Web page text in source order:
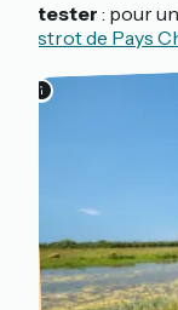
À tester : pour
Bistrot de Pays